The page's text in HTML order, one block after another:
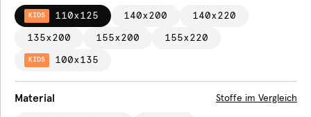
KIDS 110x125 140x200 140x220
135x200 155x200 155x220
KIDS 100x135
Material Stoffe im Vergleich